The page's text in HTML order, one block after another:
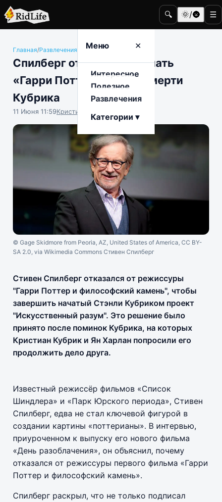
🔍 🌞/🌚 ☰
Меню ✕
Интересное
Полезное
Развлечения
Категории ▾
Главная/Развлечения Кино и телевидение
Спилберг отказался снимать
«Гарри Поттера» из-за смерти
Кубрика
11 Июня 11:59Кристина Логинова
© Gage Skidmore from Peoria, AZ, United States of America, CC BY-
SA 2.0, via Wikimedia Commons Стивен Спилберг
Стивен Спилберг отказался от режиссуры
"Гарри Поттер и философский камень", чтобы
завершить начатый Стэнли Кубриком проект
"Искусственный разум". Это решение было
принято после поминок Кубрика, на которых
Кристиан Кубрик и Ян Харлан попросили его
продолжить дело друга.
Известный режиссёр фильмов «Список
Шиндлера» и «Парк Юрского периода», Стивен
Спилберг, едва не стал ключевой фигурой в
создании картины «поттерианы». В интервью,
приуроченном к выпуску его нового фильма
«День разоблачения», он объяснил, почему
отказался от режиссуры первого фильма «Гарри
Поттер и философский камень».
Спилберг раскрыл, что не только подписал